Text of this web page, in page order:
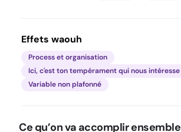
Effets waouh
Process et organisation
Ici, c'est ton tempérament qui nous intéresse
Variable non plafonné
Ce qu’on va accomplir ensemble